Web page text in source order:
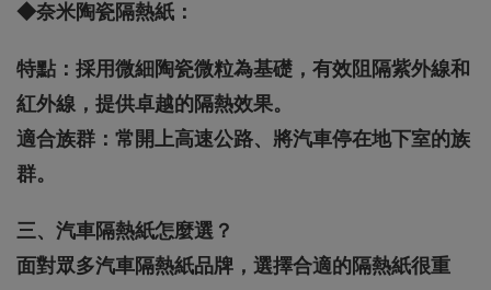
◆奈米陶瓷隔熱紙：
特點：採用微細陶瓷微粒為基礎，有效阻隔紫外線和
紅外線，提供卓越的隔熱效果。
適合族群：常開上高速公路、將汽車停在地下室的族
群。
三、汽車隔熱紙怎麼選？
面對眾多汽車隔熱紙品牌，選擇合適的隔熱紙很重